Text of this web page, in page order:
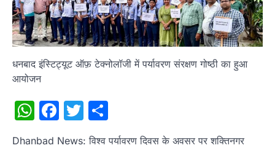
धनबाद इंस्टिट्यूट ऑफ़ टेक्नोलॉजी में पर्यावरण संरक्षण गोष्ठी का हुआ
आयोजन
WhatsApp
Facebook
Twitter
Dhanbad News: विश्व पर्यावरण दिवस के अवसर पर शक्तिनगर